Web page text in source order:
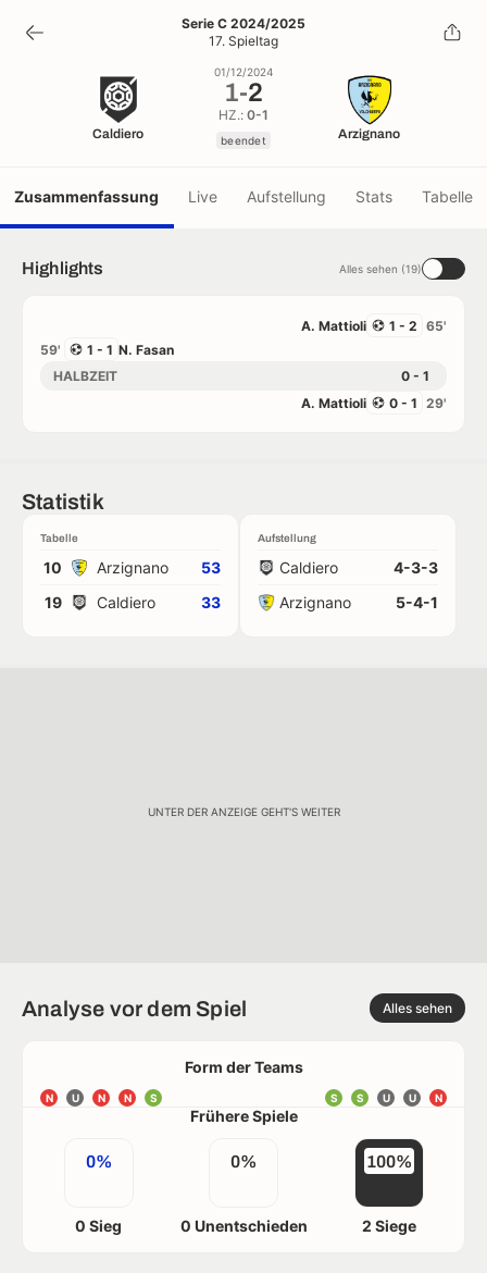
1-2
beendet
Serie C 2024/2025
17. Spieltag
Caldiero
01/12/2024
1-2
HZ.: 0-1
beendet Arzignano
Zusammenfassung Live Aufstellung Stats Tabelle
Highlights Alles sehen (19)
65'
1 - 2
A. Mattioli
59'
1 - 1 N. Fasan
HALBZEIT
0 - 1
29'
0 - 1
A. Mattioli
Statistik
Tabelle
10 Arzignano
53
19
Caldiero 33
Aufstellung
Caldiero
4-3-3
Arzignano
5-4-1
UNTER DER ANZEIGE GEHT'S WEITER
Analyse vor dem Spiel Alles sehen
Form der Teams
N U N N S N
U
U
S
S
Frühere Spiele
0%
0 Sieg
0%
0 Unentschieden
100%
2 Siege